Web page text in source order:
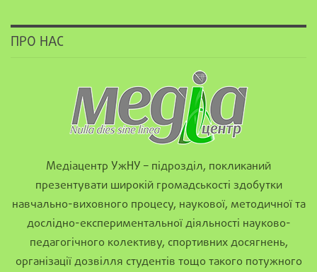
ПРО НАС
Медіацентр УжНУ – підрозділ, покликаний
презентувати широкій громадськості здобутки
навчально-виховного процесу, наукової, методичної та
дослідно-експериментальної діяльності науково-
педагогічного колективу, спортивних досягнень,
організації дозвілля студентів тощо такого потужного